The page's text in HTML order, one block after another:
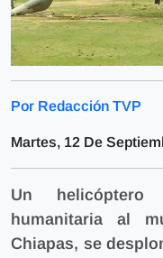
Por Redacción TVP
Martes, 12 De
Un helicóptero
humanitaria al
Chiapas, se